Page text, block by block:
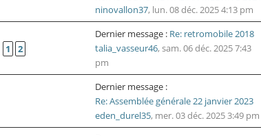
ninovallon37, lun. 08 déc. 2025 4:13 pm
1 2
Dernier message : Re: retromobile 2018
talia_vasseur46, sam. 06 déc. 2025 7:43
pm
Dernier message :
Re: Assemblée générale 22 janvier 2023
eden_durel35, mer. 03 déc. 2025 3:49 pm